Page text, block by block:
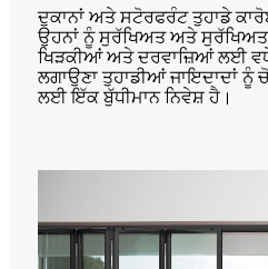
ਦੁਕਾਨਾਂ ਅਤੇ ਸਟੋਰਫਰੰਟ ਤੁਹਾਡੇ
ਉਹਨਾਂ ਨੂੰ ਸੁਰੱਖਿਅਤ ਅਤੇ
ਖਿੜਕੀਆਂ ਅਤੇ ਦਰਵਾਜ਼ਿਆਂ ਲਈ
ਲਗਾਉਣਾ ਤੁਹਾਡੀਆਂ ਜਾਇਦਾਦਾਂ ਨੂੰ
ਲਈ ਇੱਕ ਬੁੱਧੀਮਾਨ ਨਿਵੇਸ਼ ਹੈ।